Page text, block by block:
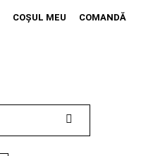
COŞUL MEU COMANDĂ